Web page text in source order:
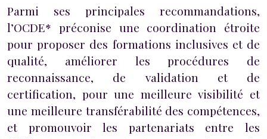
Parmi ses principales recommandations,
l’OCDE* préconise une coordination étroite
pour proposer des formations inclusives et de
qualité, améliorer les procédures de
reconnaissance, de validation et de
certification, pour une meilleure visibilité et
une meilleure transférabilité des compétences,
et promouvoir les partenariats entre les